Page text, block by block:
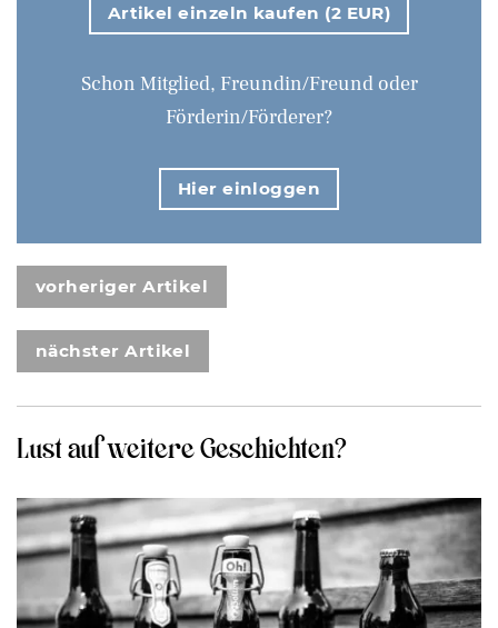
Artikel einzeln kaufen (2 EUR)
Schon Mitglied, Freundin/Freund oder
Förderin/Förderer?
Hier einloggen
vorheriger Artikel
nächster Artikel
Lust auf weitere Geschichten?